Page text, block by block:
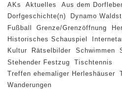
AKs Aktuelles Aus dem
Dorfgeschichte(n)
Dynamo
Fußball
Grenze/Grenzöffnung
Historisches Schauspiel
Kultur
Rätselbilder Schwimmen
Stehender Festzug
Tischtennis
Treffen ehemaliger Herleshäuser
Wanderungen